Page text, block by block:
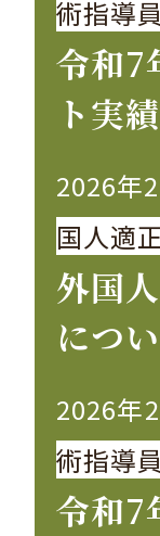
術指導
令和7
ト実
2026年
国人適
外国
につ
2026年
術指導
令和7